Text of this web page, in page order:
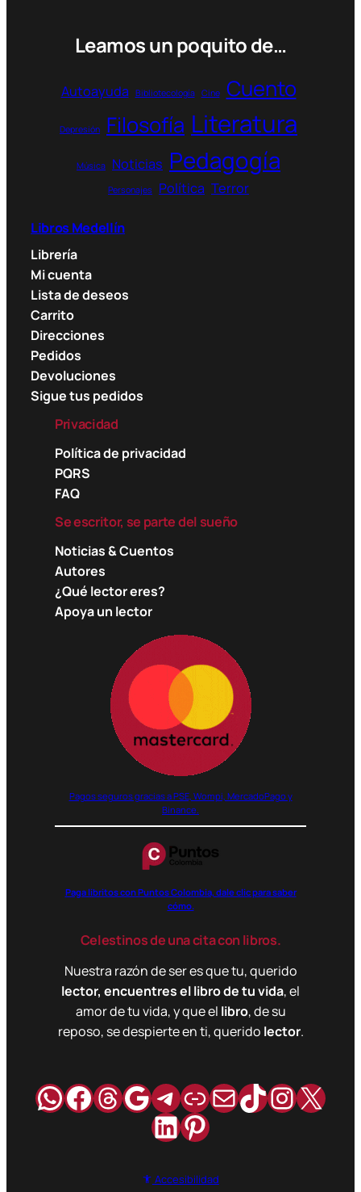
Leamos un poquito de…
Autoayuda Bibliotecología Cine Cuento
Depresión Filosofía Literatura
Música Noticias Pedagogía
Personajes Política Terror
Libros Medellín
Librería
Mi cuenta
Lista de deseos
Carrito
Direcciones
Pedidos
Devoluciones
Sigue tus pedidos
Privacidad
Política de privacidad
PQRS
FAQ
Se escritor, se parte del sueño
Noticias & Cuentos
Autores
¿Qué lector eres?
Apoya un lector
Pagos seguros gracias a PSE, Wompi, MercadoPago y
Binance.
Paga libritos con Puntos Colombia, dale clic para saber
cómo.
Celestinos de una cita con libros.
Nuestra razón de ser es que tu, querido
lector, encuentres el libro de tu vida, el
amor de tu vida, y que el libro, de su
reposo, se despierte en ti, querido lector.
WhatsApp
Facebook
Hilos
Google
Telegram
Enlace
Correo
TikTok
X
LinkedIn
Pinterest
Accesibilidad